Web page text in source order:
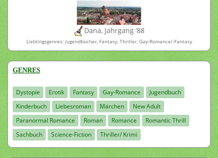
Dana, Jahrgang ’88
Lieblingsgenres: Jugendbücher, Fantasy, Thriller, Gay-Romance/-Fantasy
GENRES
Dystopie Erotik Fantasy Gay-Romance
Jugendbuch
Kinderbuch
Liebesroman Märchen
New Adult
Paranormal Romance
Roman Romance
Romantic Thrill
Sachbuch
Science-Fiction Thriller/ Krimi